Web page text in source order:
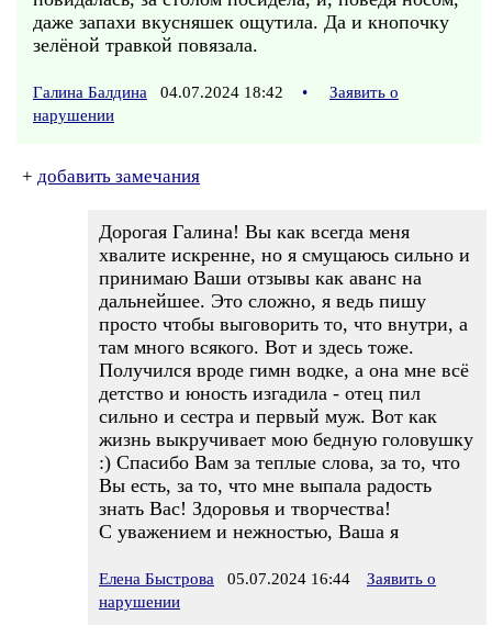
даже запахи вкусняшек ощутила. Да и кнопочку
зелёной травкой повязала.
Галина Балдина 04.07.2024 18:42 •
Заявить о
нарушении
+ добавить замечания
Дорогая Галина! Вы как всегда меня
хвалите искренне, но я смущаюсь сильно и
принимаю Ваши отзывы как аванс на
дальнейшее. Это сложно, я ведь пишу
просто чтобы выговорить то, что внутри, а
там много всякого. Вот и здесь тоже.
Получился вроде гимн водке, а она мне всё
детство и юность изгадила - отец пил
сильно и сестра и первый муж. Вот как
жизнь выкручивает мою бедную головушку
:) Спасибо Вам за теплые слова, за то, что
Вы есть, за то, что мне выпала радость
знать Вас! Здоровья и творчества!
С уважением и нежностью, Ваша я
Елена Быстрова 05.07.2024 16:44
Заявить о
нарушении